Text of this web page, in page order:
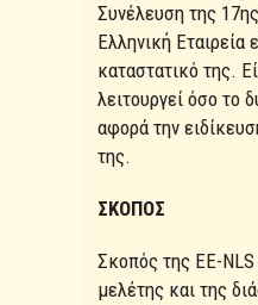
Συνέλευση της
Ελληνική Εταιρεία
καταστατικό της.
λειτουργεί όσο το
αφορά την
της.
ΣΚΟΠΟΣ
Σκοπός της ΕΕ-
μελέτης και της